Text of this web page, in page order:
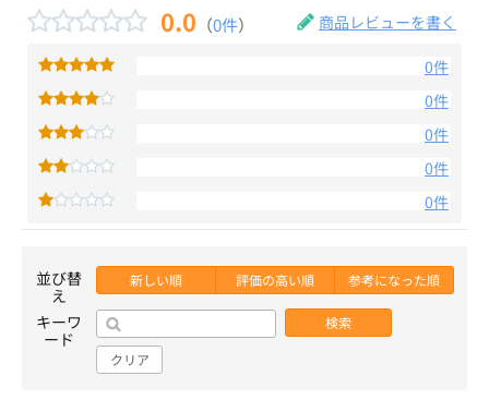
0.0 （0件） 商品レビューを書く
0件
0件
0件
0件
0件
並び替
え
新しい順 評価の高い順 参考になった順
キーワ
ード
検索
クリア